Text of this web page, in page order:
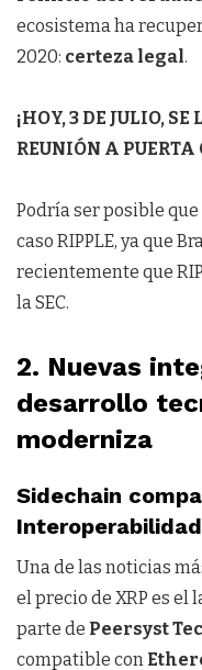
ecosistema ha
2020: certeza legal.
¡HOY, 3 DE JULIO,
REUNIÓN A PUERTA
Podría ser posible
caso RIPPLE, ya que
recientemente que
la SEC.
2. Nuevas
desarrollo
moderniza
Sidechain
Una de las noticias
el precio de XRP es
parte de Peersyst
compatible con